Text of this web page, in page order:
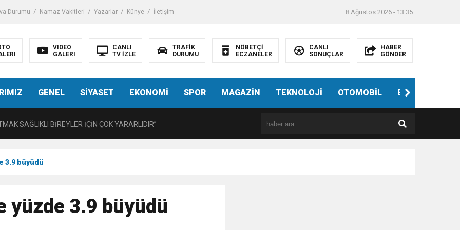
Durumu Namaz Vakitleri Yazarlar Künye İletişim 8 Ağustos 2026 - 13:35
VIDEO
GALERI
CANLI
TV İZLE
TRAFİK
DURUMU
NÖBETÇİ
ECZANELER
CANLI
SONUÇLAR
HABER
GÖNDER
GENEL SİYASET EKONOMİ SPOR MAGAZİN TEKNOLOJİ OTOMOBİL EĞİTİM
LİSELİLERE BİLGİLENDİRME
SAĞLIKLI BİREYLER İÇİN ÇOK YARARLIDIR”
DOLAYISIYLA BİN 100 PERSONELE BİSİKLET DAĞITTI
3.9 büyüdü
yüzde 3.9 büyüdü